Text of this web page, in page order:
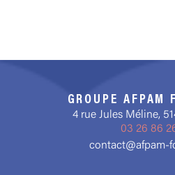
GROUPE AFPAM
4 rue Jules Méline,
03 26 86
contact@afpam-